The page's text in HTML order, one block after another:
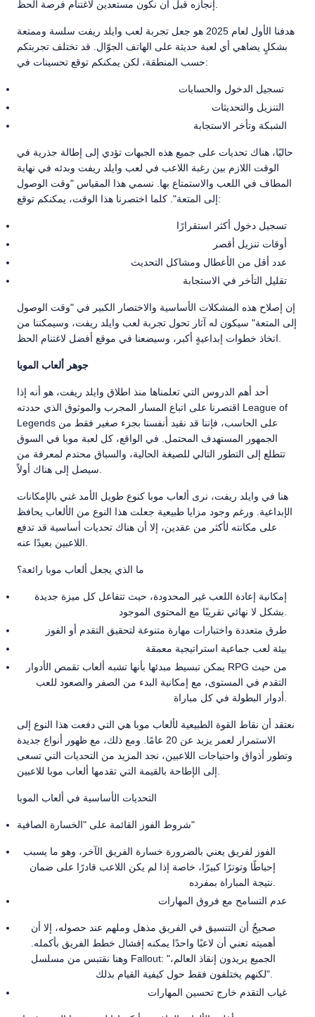
هدفنا الأول لعام 2025 هو جعل تجربة لعب وايلد ريفت سلسة وممتعة
بشكلٍ يضاهي أي لعبة حديثة على الهاتف الجوّال. قد تختلف تجربتكم
حسب المنطقة، لكن يمكنكم توقع تحسينات في:
الشبكة وتأخر الاستجابة
حاليًا، هناك تحديات على جميع هذه الجبهات تؤدي إلى إطالة جذرية في
الوقت اللازم بين رغبة اللاعب في لعب وايلد ريفت وبدئه في نهاية
المطاف في اللعب والاستمتاع بها. نسمي هذا المقياس "وقت الوصول
إلى المتعة". كلما اختصرنا هذا الوقت، يمكنكم توقع:
تسجيل دخول أكثر استقرارًا
أوقات تنزيل أقصر
عدد أقل من الأعطال ومشاكل التحديث
تقليل التأخر في الاستجابة
إن إصلاح هذه المشكلات الأساسية والاختصار الكبير في "وقت الوصول
إلى المتعة" سيكون له آثار تحول تجربة لعب وايلد ريفت، وسيمكننا من
جوهر ألعاب الموبا
أحد أهم الدروس التي تعلمناها منذ اطلاق وايلد ريفت، هو أنه إذا
اقتصرنا على اتباع المسار المجرب والموثوق الذي حددته League of
Legends على الحاسب، فإننا قد نقيد أنفسنا بجزء صغير فقط من
الجمهور المستهدف المحتمل. في الواقع، كل لعبة موبا في السوق
تتطلع إلى التطور التالي للصيغة الحالية، والسباق محتدم لمعرفة من
هنا في وايلد ريفت، نرى ألعاب موبا كنوع طويل الأمد غني بالإمكانات
الإبداعية. ورغم وجود مزايا طبيعية جعلت هذا النوع من الألعاب يحافظ
على مكانته لأكثر من عقدين، إلا أن هناك تحديات أساسية قد تدفع
ما الذي يجعل ألعاب موبا رائعة؟
إمكانية إعادة اللعب غير المحدودة، حيث تتفاعل كل ميزة جديدة
طرق متعددة واختبارات مهارة متنوعة لتحقيق التقدم أو الفوز
بيئة لعب جماعية استراتيجية معمقة
يمكن تبسيط مبدئها بأنها تشبه ألعاب تقمص الأدوار RPG من حيث
التقدم في المستوى، مع إمكانية البدء من الصفر والصعود للعب
نعتقد أن نقاط القوة الطبيعية لألعاب موبا هي التي دفعت هذا النوع إلى
الاستمرار لعمر يزيد عن 20 عامًا. ومع ذلك، مع ظهور أنواع جديدة
وتطور أذواق واحتياجات اللاعبين، نجد المزيد من التحديات التي تسعى
التحديات الأساسية في ألعاب الموبا
شروط الفوز القائمة على "الخسارة الصافية"
الفوز لفريق يعني بالضرورة خسارة الفريق الآخر، وهو ما يسبب
إحباطًا وتوترًا كبيرًا، خاصة إذا لم يكن اللاعب قادرًا على ضمان
عدم التسامح مع فروق المهارات
صحيحٌ أن التنسيق في الفريق مذهل وملهم عند حصوله، إلا أن
أهميته تعني أن لاعبًا واحدًا يمكنه إفشال خطط الفريق بأكمله.
وهنا نقتبس من مسلسل Fallout: "الجميع يريدون إنقاذ العالم،
لكنهم يختلفون فقط حول كيفية القيام بذلك".
غياب التقدم خارج تحسين المهارات